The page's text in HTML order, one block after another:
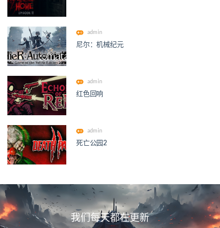
admin
尼尔：机械纪元
admin
红色回响
admin
死亡公园2
我们每天都在更新